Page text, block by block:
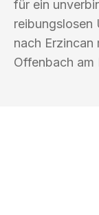
für ein
reibungslosen
nach Erzincan
Offenbach am